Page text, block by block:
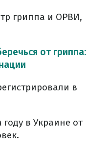
гриппа и ОРВИ,
от гриппа:
в
в Украине от